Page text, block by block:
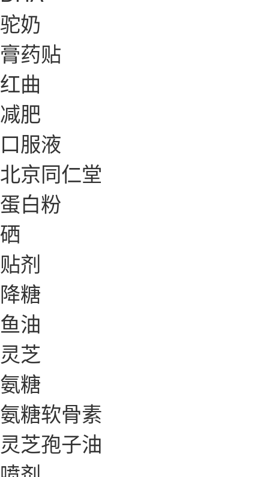
驼奶
膏药贴
红曲
减肥
口服液
北京同仁堂
蛋白粉
硒
贴剂
降糖
鱼油
灵芝
氨糖
氨糖软骨素
灵芝孢子油